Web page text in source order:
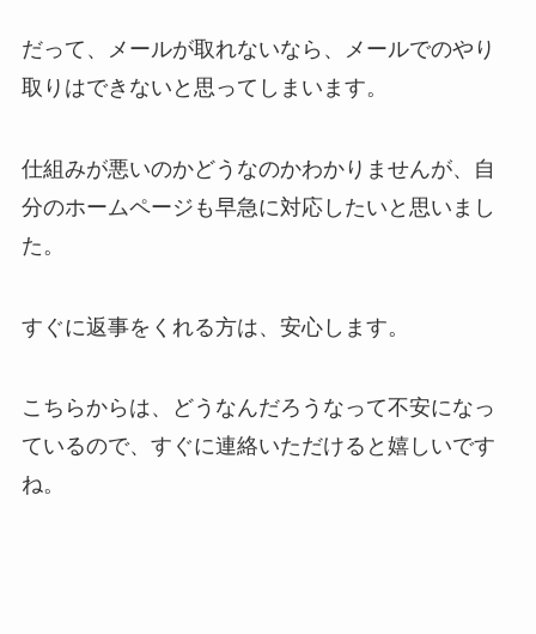
だって、メールが取れないなら、メールでのやり
取りはできないと思ってしまいます。
仕組みが悪いのかどうなのかわかりませんが、自
分のホームページも早急に対応したいと思いまし
た。
すぐに返事をくれる方は、安心します。
こちらからは、どうなんだろうなって不安になっ
ているので、すぐに連絡いただけると嬉しいです
ね。